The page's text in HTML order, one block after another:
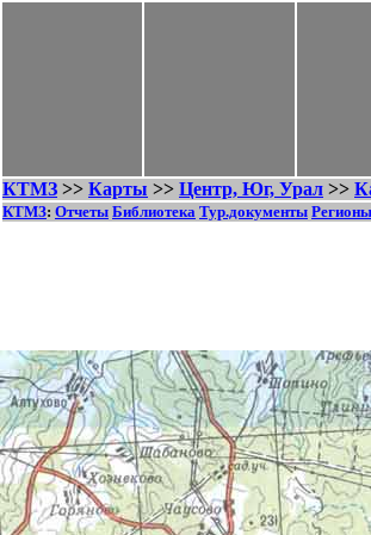
КТМЗ >> Карты >> Центр, Юг, Урал >>
КТМЗ: Отчеты Библиотека Тур.документы Регионы